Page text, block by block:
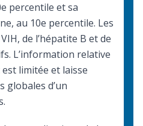
percentile et sa
au 10e percentile. Les
de l’hépatite B et de
L’information relative
limitée et laisse
globales d’un